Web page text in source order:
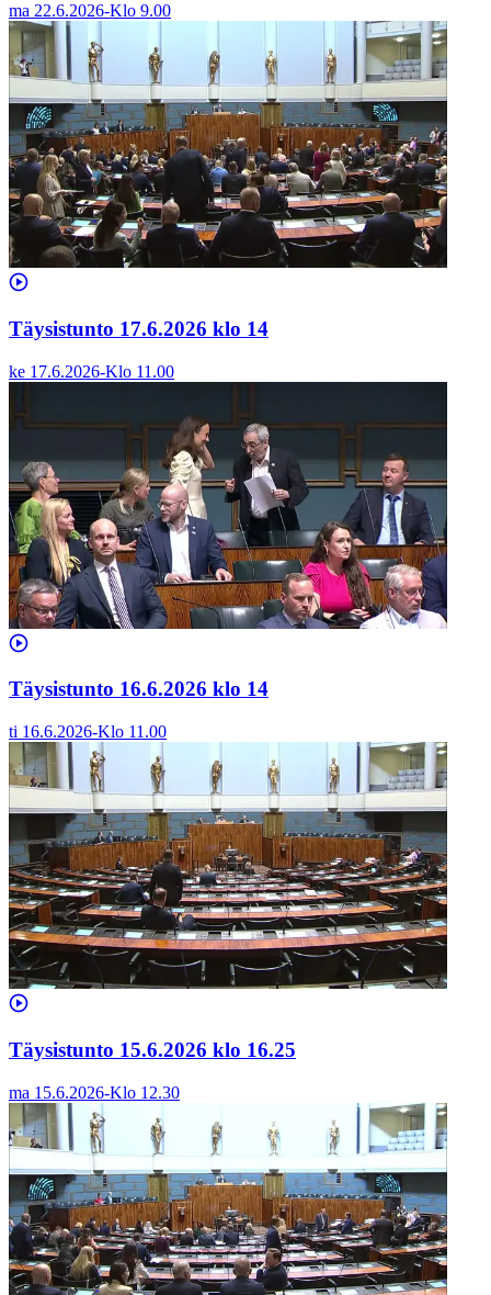
ma 22.6.2026-Klo 9.00
Täysistunto 17.6.2026 klo 14
ke 17.6.2026-Klo 11.00
Täysistunto 16.6.2026 klo 14
ti 16.6.2026-Klo 11.00
Täysistunto 15.6.2026 klo 16.25
ma 15.6.2026-Klo 12.30